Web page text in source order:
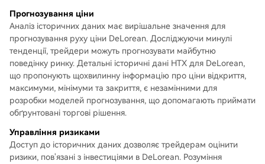
Прогнозування ціни
Аналіз історичних даних має вирішальне значення для
прогнозування руху ціни DeLorean. Досліджуючи минулі
тенденції, трейдери можуть прогнозувати майбутню
поведінку ринку. Детальні історичні дані HTX для DeLorean,
що пропонують щохвилинну інформацію про ціни відкриття,
максимуми, мінімуми та закриття, є незамінними для
розробки моделей прогнозування, що допомагають приймати
обґрунтовані торгові рішення.
Управління ризиками
Доступ до історичних даних дозволяє трейдерам оцінити
ризики, пов'язані з інвестиціями в DeLorean. Розуміння